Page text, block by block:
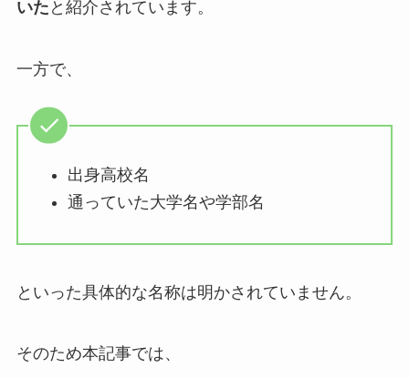
いた と紹介されています。
一方で、
出身高校名
通っていた大学名や学部名
といった具体的な名称は明かされていません。
そのため本記事では、